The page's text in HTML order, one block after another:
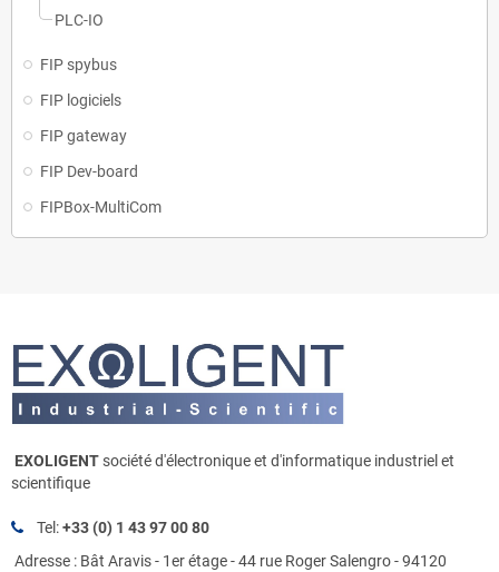
PLC-IO
FIP spybus
FIP logiciels
FIP gateway
FIP Dev-board
FIPBox-MultiCom
EXOLIGENT société d'électronique et d'informatique industriel et
scientifique
Tel:+33 (0) 1 43 97 00 80
Adresse : Bât Aravis - 1er étage - 44 rue Roger Salengro - 94120